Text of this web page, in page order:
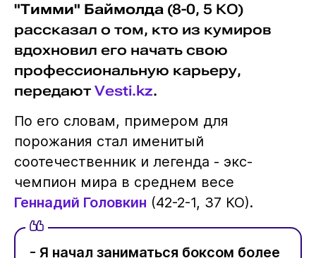
"Тимми" Баймолда(8-0, 5 КО)
рассказал о том, кто из кумиров
вдохновил его начать свою
профессиональную карьеру,
передают Vesti.kz.
По его словам, примером для
порожания стал именитый
соотечественник и легенда - экс-
чемпион мира в среднем весе
Геннадий Головкин (42-2-1, 37 КО).
- Я начал заниматься боксом более